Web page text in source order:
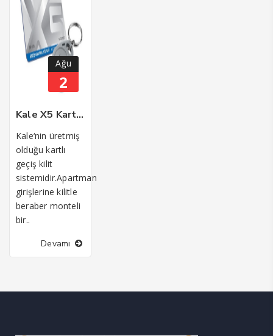
Ağu
2
Kale X5 Kartlı Geçiş Otomat Kilit Sistemi
Kale‘nin üretmiş
olduğu kartlı
geçiş kilit
sistemidir.Apartman
girişlerine kilitle
beraber monteli
bir..
Devamı